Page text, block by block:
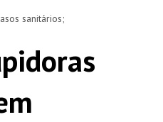
sanitários;